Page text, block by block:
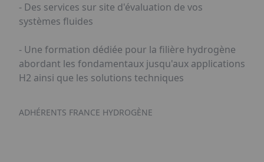
- Des services sur site d'évaluation de vos
systèmes fluides
- Une formation dédiée pour la filière hydrogène
abordant les fondamentaux jusqu'aux applications
H2 ainsi que les solutions techniques
ADHÉRENTS FRANCE HYDROGÈNE